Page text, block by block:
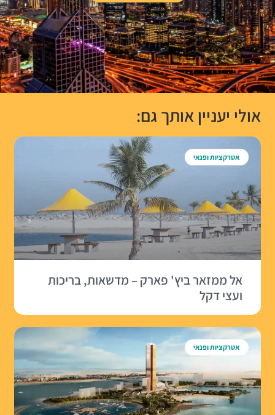
אולי יעניין אותך גם:
אטרקציות ופנאי
אל ממזאר ביץ' פארק – מדשאות, בריכות
ועצי דקל
אטרקציות ופנאי